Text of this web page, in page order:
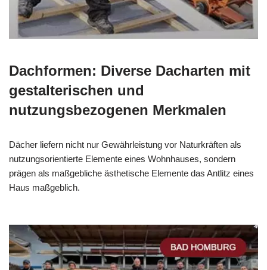
Dachformen: Diverse Dacharten mit
gestalterischen und
nutzungsbezogenen Merkmalen
Dächer liefern nicht nur Gewährleistung vor Naturkräften als
nutzungsorientierte Elemente eines Wohnhauses, sondern
prägen als maßgebliche ästhetische Elemente das Antlitz eines
Haus maßgeblich.